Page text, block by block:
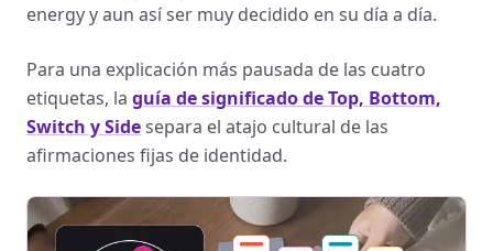
energy y aun así ser muy decidido en su día a día.
Para una explicación más pausada de las cuatro
etiquetas, la guía de significado de Top, Bottom,
Switch y Sidesepara el atajo cultural de las
afirmaciones fijas de identidad.